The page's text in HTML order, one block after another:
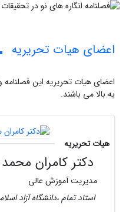
اعضای هیات تحریریه
اعضای هیات تحریریه این
به بالا می باشند.
هیات تحریریه
دکتر کامران
مدیریت آموزش عالی
استاد تمام ،دانشگاه آزاد